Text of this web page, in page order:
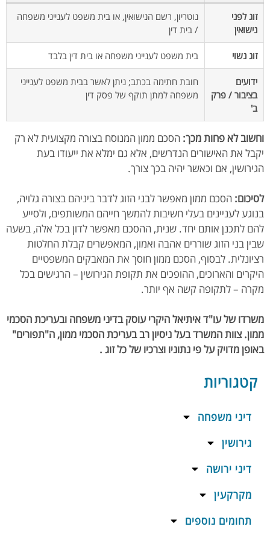
קטגוריות
דיני משפחה
גירושין
דיני ירושה
מקרקעין
תחומים נוספים
זוג לפני
נישואין
נוטריון, רשם הנישואין, או בית משפט לענייני משפחה
/ בית דין
זוג נשוי בית משפט לענייני משפחה או בית דין בלבד
ידועים
בציבור / פרק
ב'
חובת חתימה בכתב; ניתן לאשר בבית משפט לענייני
משפחה למתן תוקף של פסק דין
וחשוב לא פחות מכך: הסכם ממון המנוסח בצורה מקצועית לא רק
יקבל את האישורים הנדרשים, אלא גם ימלא את ייעודו בעת
הגירושין, אם וכאשר יהיה בכך צורך.
לסיכום: הסכם ממון מאפשר לבני הזוג לדבר ביניהם בצורה גלויה,
בנוגע לעניינים בעלי חשיבות להמשך חייהם המשותפים, ולסייע
להם לתכנן אותם יחד. שנית, ההסכם מאפשר לדון בכל אלה, בשעה
שבין בני הזוג שוררים אהבה ואמון, המאפשרים קבלת החלטות
רציונלית. לבסוף, הסכם ממון חוסך את המאבקים המשפטיים
היקרים והארוכים, ההופכים את תקופת הגירושין – הרגישים בכל
מקרה – לתקופה קשה אף יותר.
משרדו של עו"ד איתיאל היקרי עוסקבדיני משפחה ובעריכת הסכמי
ממון. צוות המשרד בעל ניסיון רב בעריכת הסכמי ממון, ה"תפורים"
באופן מדויק על פי נתוניו וצרכיו של כל זוג .